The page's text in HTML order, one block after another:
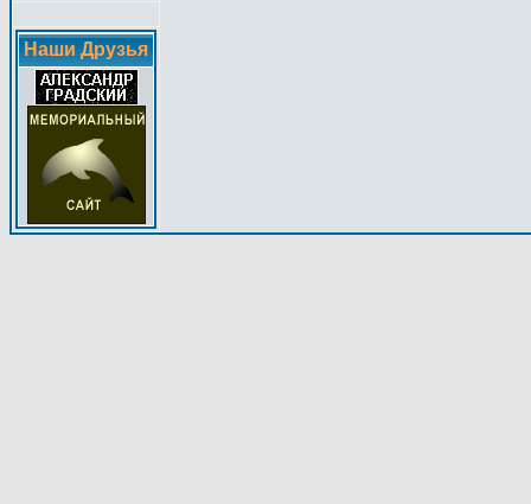
Наши Друзья